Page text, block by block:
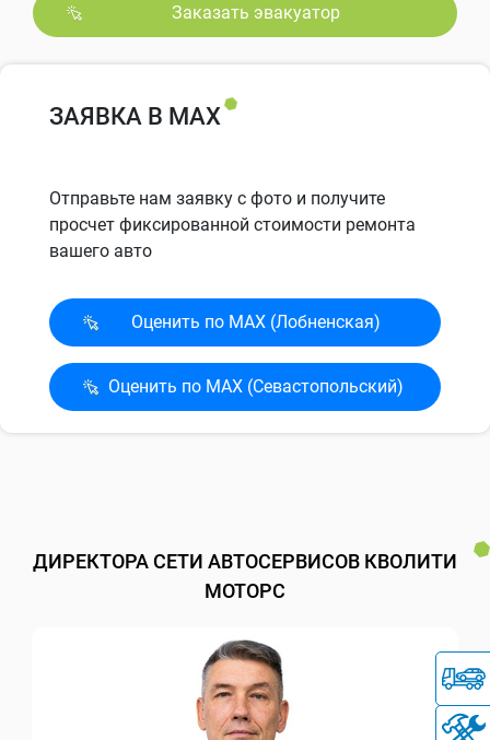
Заказать эвакуатор
ЗАЯВКА В MAX
Отправьте нам заявку с фото и получите
просчет фиксированной стоимости ремонта
вашего авто
Оценить по MAX (Лобненская)
Оценить по MAX (Севасто­польский)
ДИРЕКТОРА СЕТИ АВТОСЕРВИСОВ КВОЛИТИ
МОТОРС